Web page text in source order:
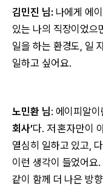
김민진 님: 나에게 에
있는 나의 직장이었으
일을 하는 환경도, 일
일하고 싶어요.
노민환 님: 에이피알이
회사’다. 저 혼자만이
열심히 일하고 있고,
이런 생각이 들었어요
같이 함께 더 나은 방